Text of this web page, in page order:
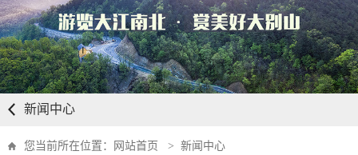
新闻中心
您当前所在位置： 网站首页 > 新闻中心